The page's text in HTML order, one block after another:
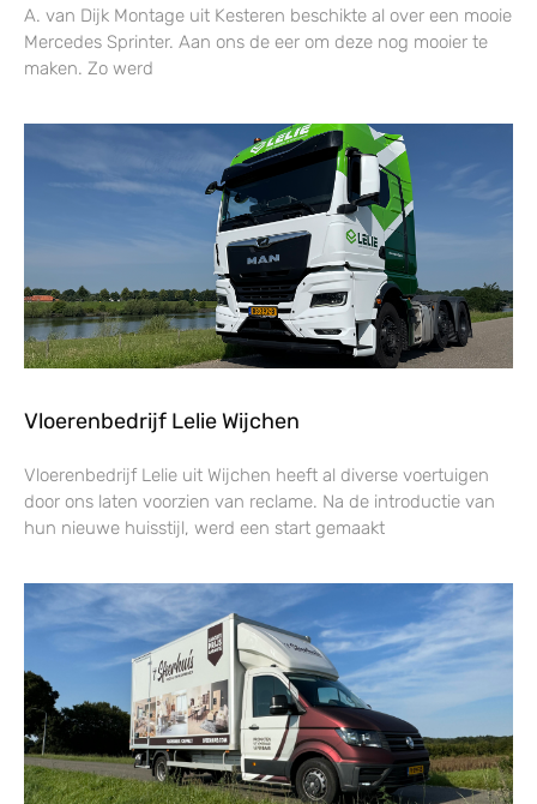
A. van Dijk Montage uit Kesteren beschikte al over een mooie
Mercedes Sprinter. Aan ons de eer om deze nog mooier te
maken. Zo werd
Vloerenbedrijf Lelie Wijchen
Vloerenbedrijf Lelie uit Wijchen heeft al diverse voertuigen
door ons laten voorzien van reclame. Na de introductie van
hun nieuwe huisstijl, werd een start gemaakt